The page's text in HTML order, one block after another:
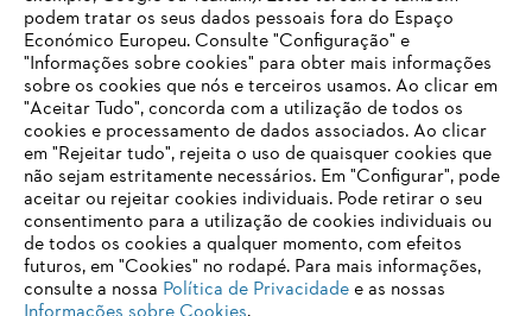
Carreira
Sistema de denúncia
podem tratar os seus dados pessoais fora do Espaço
Económico Europeu. Consulte "Configuração" e
"Informações sobre cookies" para obter mais informações
sobre os cookies que nós e terceiros usamos. Ao clicar em
"Aceitar Tudo", concorda com a utilização de todos os
cookies e processamento de dados associados. Ao clicar
em "Rejeitar tudo", rejeita o uso de quaisquer cookies que
não sejam estritamente necessários. Em "Configurar", pode
aceitar ou rejeitar cookies individuais. Pode retirar o seu
consentimento para a utilização de cookies individuais ou
de todos os cookies a qualquer momento, com efeitos
futuros, em "Cookies" no rodapé. Para mais informações,
consulte a nossa Política de Privacidadee as nossas